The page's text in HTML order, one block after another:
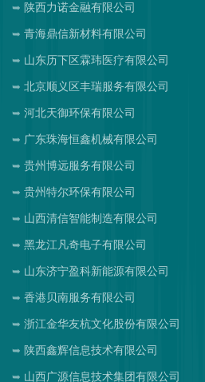
陕西力诺金融有限公司
青海鼎信新材料有限公司
山东历下区霖玮医疗有限公司
北京顺义区丰瑞服务有限公司
河北天御环保有限公司
广东珠海恒鑫机械有限公司
贵州博远服务有限公司
贵州特尔环保有限公司
山西清信智能制造有限公司
黑龙江凡奇电子有限公司
山东济宁盈科新能源有限公司
香港贝南服务有限公司
浙江金华友杭文化股份有限公司
陕西鑫辉信息技术有限公司
山西广源信息技术集团有限公司